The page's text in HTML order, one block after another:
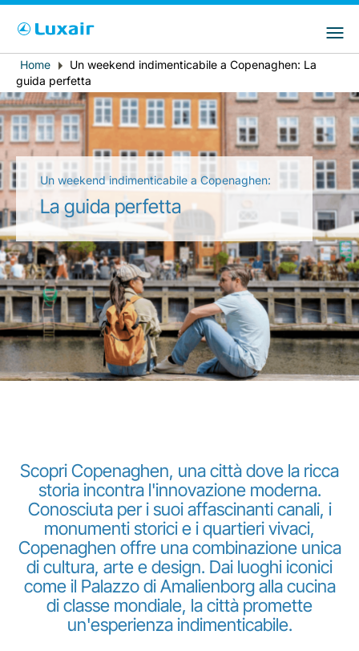
LuxairTours
Gruppo Luxair
Paese di residenza
Italiano
Breadcrumb
Home
Un weekend indimenticabile a Copenaghen: La
guida perfetta
Un weekend indimenticabile a Copenaghen:
La guida perfetta
Scopri Copenaghen, una città dove la ricca
storia incontra l'innovazione moderna.
Conosciuta per i suoi affascinanti canali, i
monumenti storici e i quartieri vivaci,
Copenaghen offre una combinazione unica
di cultura, arte e design. Dai luoghi iconici
come il Palazzo di Amalienborg alla cucina
di classe mondiale, la città promette
un'esperienza indimenticabile.